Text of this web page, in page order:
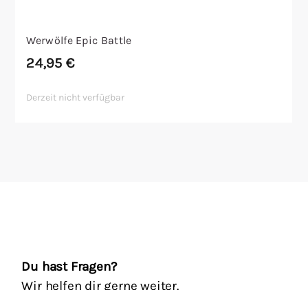
Werwölfe Epic Battle
24,95€
Derzeit nicht verfügbar
Du hast Fragen?
Wir helfen dir gerne weiter.